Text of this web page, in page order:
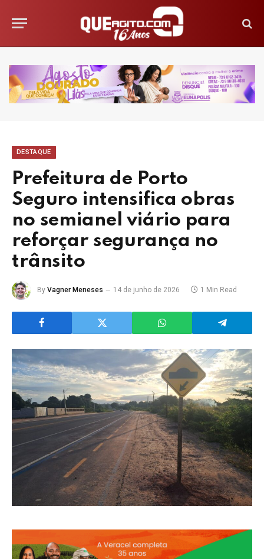
DESTAQUE
Prefeitura de Porto
Seguro intensifica obras
no semianel viário para
reforçar segurança no
trânsito
By Vagner Meneses 14 de junho de 2026 1 Min Read